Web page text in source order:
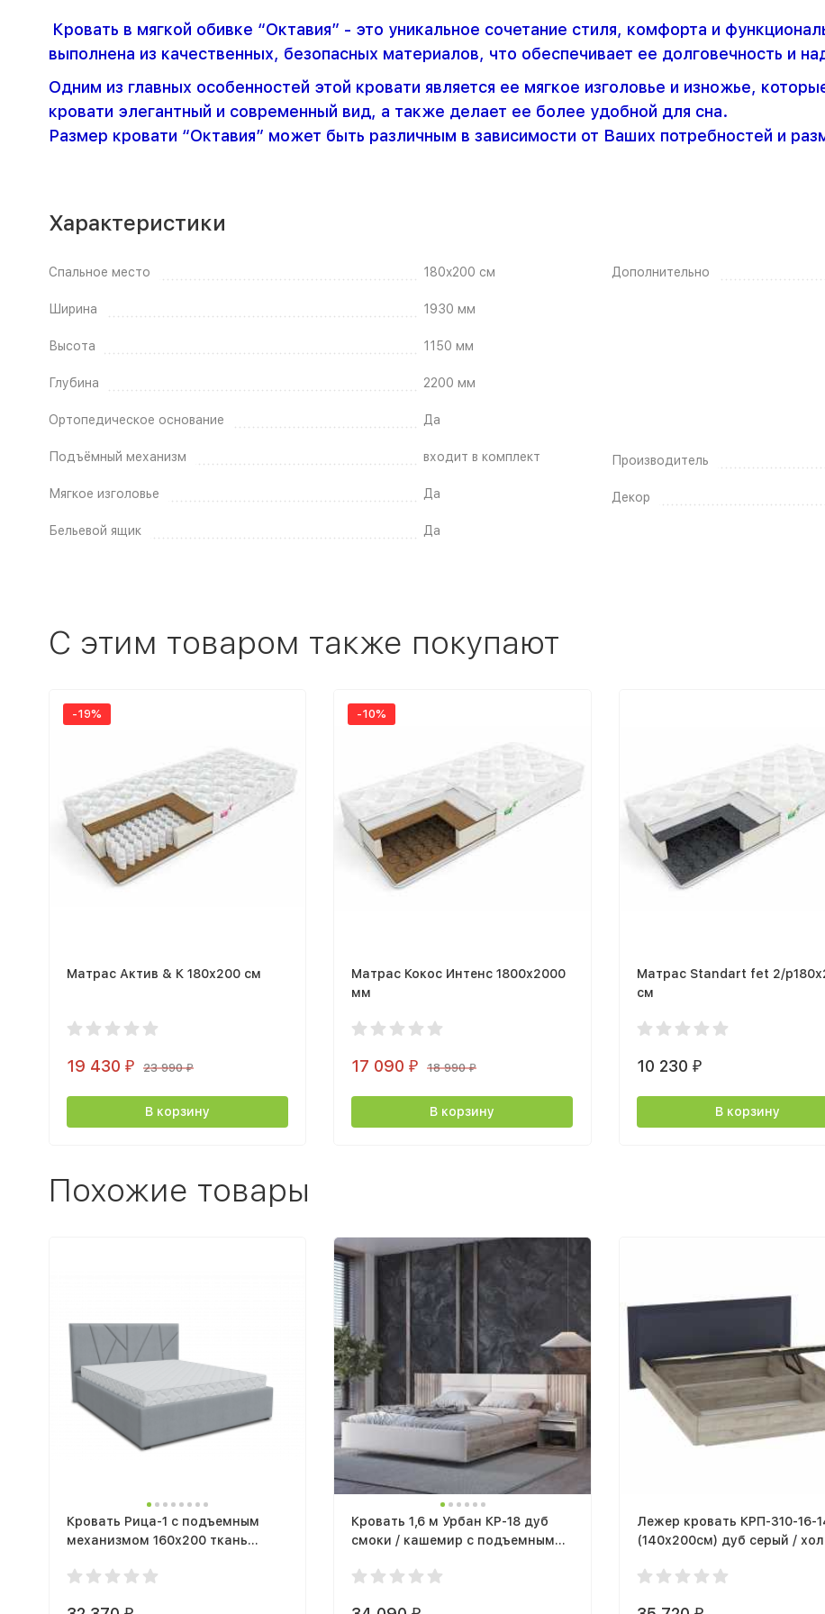
Кровать в мягкой обивке “Октавия” - это уникальное сочетание стиля, комфорта и
выполнена из качественных, безопасных материалов, что обеспечивает ее долговечность и
Одним из главных особенностей этой кровати является ее мягкое изголовье и изножье,
кровати элегантный и современный вид, а также делает ее более удобной для сна.
Размер кровати “Октавия” может быть различным в зависимости от Ваших потребностей и
Характеристики
Спальное место 180x200 см
Ширина 1930 мм
Высота 1150 мм
Глубина 2200 мм
Ортопедическое основание Да
Подъёмный механизм входит в комплект
Мягкое изголовье Да
Бельевой ящик Да
Дополнительно
Производитель
Декор
C этим товаром также покупают
-19%
Матрас Актив & К 180х200 cм
19 430 ₽ 23 990₽
В корзину
-10%
Матрас Кокос Интенс 1800х2000
мм
17 090₽ 18 990₽
В корзину
Матрас Standart fet 2/
см
10 230 ₽
В корзину
Похожие товары
Кровать Рица-1 с подъемным
механизмом 160х200 ткань
Кровать 1,6 м Урбан КР-18 дуб
смоки / кашемир с подъемным
Лежер кровать КРП-310-16-
(140х200см) дуб серый /